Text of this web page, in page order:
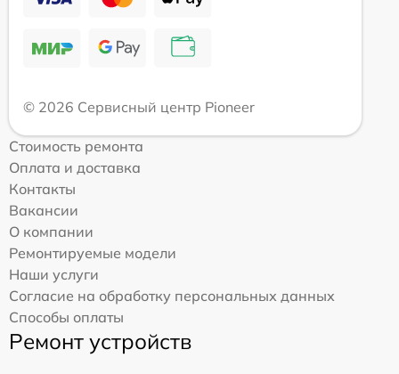
© 2026 Сервисный центр Pioneer
Стоимость ремонта
Оплата и доставка
Контакты
Вакансии
О компании
Ремонтируемые модели
Наши услуги
Согласие на обработку персональных данных
Способы оплаты
Ремонт устройств